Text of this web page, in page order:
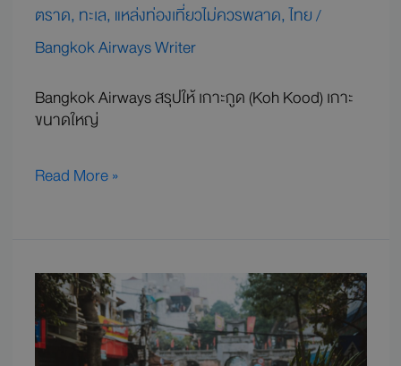
ตราด, ทะเล, แหล่งท่องเที่ยวไม่ควรพลาด,ไทย/
Bangkok Airways Writer
Bangkok Airways สรุปให้ เกาะกูด (Koh Kood) เกาะ
ขนาดใหญ่
Read More »
คู่มือ
เที่ยว
เวียดนาม
5